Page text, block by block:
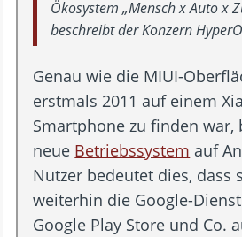
Ökosystem „Mensch x Auto x
beschreibt der Konzern
Genau wie die MIUI-
erstmals 2011 auf einem
Smartphone zu finden war,
neue Betriebssystem auf
Nutzer bedeutet dies, dass
weiterhin die Google-
Google Play Store und Co.